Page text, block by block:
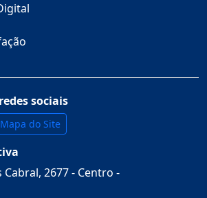
sociais
Mapa do Site
Cabral, 2677 - Centro -